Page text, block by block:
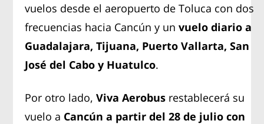
vuelos desde el aeropuerto de Toluca con dos
frecuencias hacia Cancún y unvuelo diario a
Guadalajara, Tijuana, Puerto Vallarta, San
José del Cabo y Huatulco.
Por otro lado,Viva Aerobus restablecerá su
vuelo a Cancún a partir del 28 de julio con